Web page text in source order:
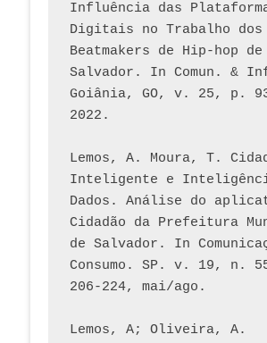
Influência das
Digitais no Trabalho dos
Beatmakers de Hip-hop de
Salvador. In Comun. &
Goiânia, GO, v. 25, p.
2022.
Lemos, A. Moura, T.
Inteligente e
Dados. Análise do
Cidadão da Prefeitura
de Salvador. In
Consumo. SP. v. 19, n.
206-224, mai/ago.
Lemos, A; Oliveira, A.